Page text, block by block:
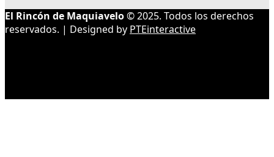
El Rincón de Maquiavelo© 2025. Todos los derechos
reservados. | Designed by PTEinteractive